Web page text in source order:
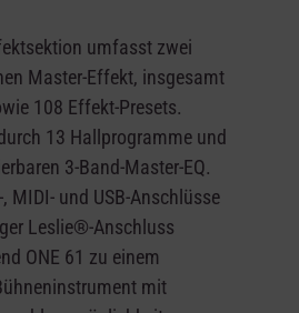
umfasst zwei
Master-Effekt, insgesamt
108 Effekt-Presets.
13 Hallprogramme und
3-Band-Master-EQ.
MIDI- und USB-Anschlüsse
Leslie®-Anschluss
ONE 61 zu einem
mit